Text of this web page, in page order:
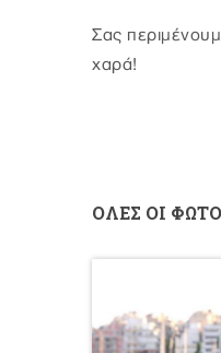
Σας
χαρά!
ΟΛΕΣ ΟΙ